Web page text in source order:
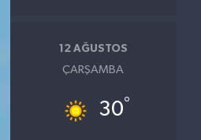
12 AĞUSTOS
ÇARŞAMBA
30°